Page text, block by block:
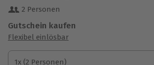
2 Personen
Gutschein kaufen
Flexibel einlösbar
1x (2 Personen)
1x (2 Personen)